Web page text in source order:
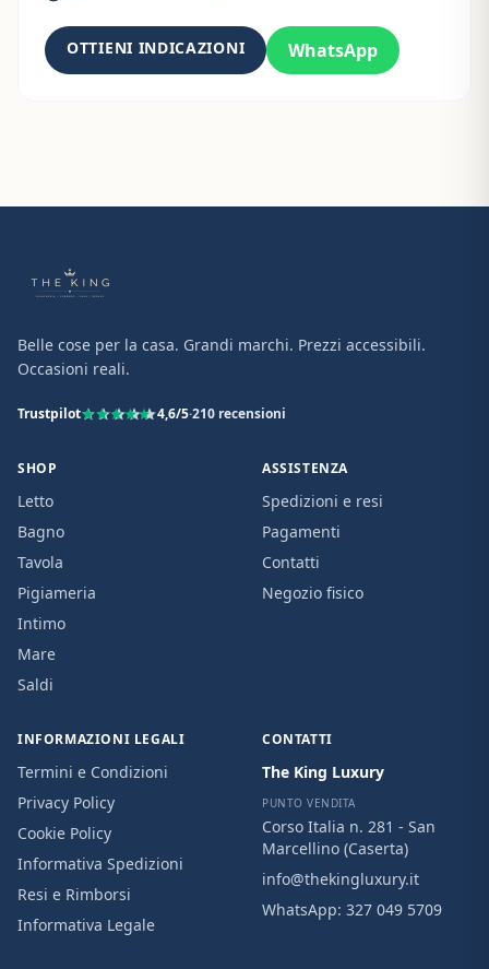
OTTIENI INDICAZIONI WhatsApp
Belle cose per la casa. Grandi marchi. Prezzi accessibili.
Occasioni reali.
Trustpilot 4,6/5·210 recensioni
SHOP
Letto
Bagno
Tavola
Pigiameria
Intimo
Mare
Saldi
ASSISTENZA
Spedizioni e resi
Pagamenti
Contatti
Negozio fisico
INFORMAZIONI LEGALI
Termini e Condizioni
Privacy Policy
Cookie Policy
Informativa Spedizioni
Resi e Rimborsi
Informativa Legale
CONTATTI
The King Luxury
PUNTO VENDITA
Corso Italia n. 281 - San
Marcellino (Caserta)
info@thekingluxury.it
WhatsApp: 327 049 5709